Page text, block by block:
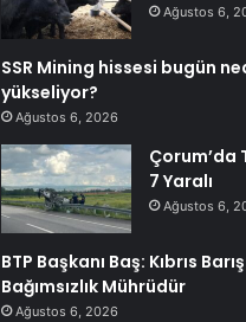
Ağustos 6,
SSR Mining hissesi bugün
yükseliyor?
Ağustos 6, 2026
Çorum’da
7 Yaralı
Ağustos 6,
BTP Başkanı Baş: Kıbrıs
Bağımsızlık Mührüdür
Ağustos 6, 2026